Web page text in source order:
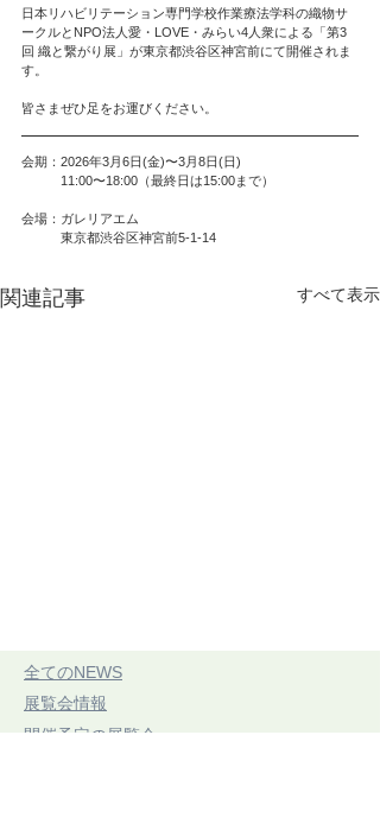
日本リハビリテーション専門学校作業療法学科の織物サ
ークルとNPO法人愛・LOVE・みらい4人衆による「第3
回 織と繋がり展」が東京都渋谷区神宮前にて開催されま
す。
皆さまぜひ足をお運びください。
会期：2026年3月6日(金)〜3月8日(日)
11:00〜18:00（最終日は15:00まで）
会場：ガレリアエム
東京都渋谷区神宮前5-1-14
関連記事 すべて表示
​全てのNEWS
​展覧会情報
​開催予定の展覧会